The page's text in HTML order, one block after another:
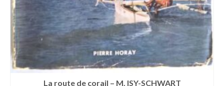
La route de corail – M. ISY-SCHWART